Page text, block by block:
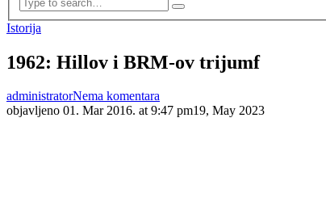
Istorija
1962: Hillov i BRM-ov trijumf
administratorNema komentara
objavljeno 01. Mar 2016. at 9:47 pm19, May 2023